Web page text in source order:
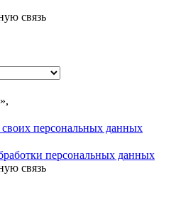
связь
своих персональных данных
персональных данных
связь